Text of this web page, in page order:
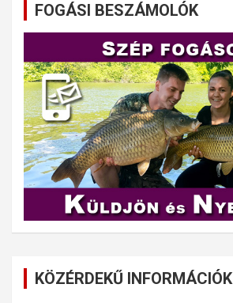
FOGÁSI BESZÁMOLÓK
KÖZÉRDEKŰ INFORMÁCIÓK